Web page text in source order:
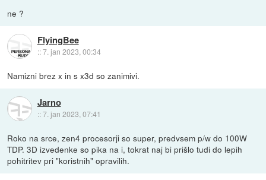
ne ?
FlyingBee
::7. jan 2023, 00:34
Namizni brez x in s x3d so zanimivi.
Jarno
::7. jan 2023, 07:41
Roko na srce, zen4 procesorji so super, predvsem p/w do 100W
TDP. 3D izvedenke so pika na i, tokrat naj bi prišlo tudi do lepih
pohitritev pri "koristnih" opravilih.